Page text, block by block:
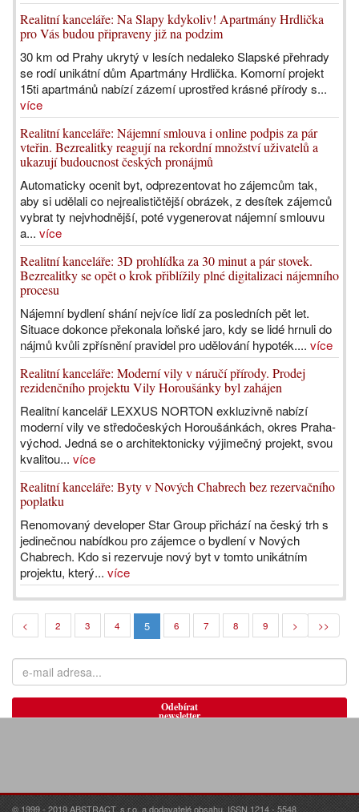
Realitní kanceláře: Na Slapy kdykoliv! Apartmány Hrdlička
pro Vás budou připraveny již na podzim
30 km od Prahy ukrytý v lesích nedaleko Slapské přehrady
se rodí unikátní dům Apartmány Hrdlička. Komorní projekt
15ti apartmánů nabízí zázemí uprostřed krásné přírody s...
více
Realitní kanceláře: Nájemní smlouva i online podpis za pár
vteřin. Bezrealitky reagují na rekordní množství uživatelů a
ukazují budoucnost českých pronájmů
Automaticky ocenit byt, odprezentovat ho zájemcům tak,
aby si udělali co nejrealističtější obrázek, z desítek zájemců
vybrat ty nejvhodnější, poté vygenerovat nájemní smlouvu
a... více
Realitní kanceláře: 3D prohlídka za 30 minut a pár stovek.
Bezrealitky se opět o krok přiblížily plné digitalizaci nájemního
procesu
Nájemní bydlení shání nejvíce lidí za posledních pět let.
Situace dokonce překonala loňské jaro, kdy se lidé hrnuli do
nájmů kvůli zpřísnění pravidel pro udělování hypoték.... více
Realitní kanceláře: Moderní vily v náručí přírody. Prodej
rezidenčního projektu Vily Horoušánky byl zahájen
Realitní kancelář LEXXUS NORTON exkluzivně nabízí
moderní vily ve středočeských Horoušánkách, okres Praha-
východ. Jedná se o architektonicky výjimečný projekt, svou
kvalitou... více
Realitní kanceláře: Byty v Nových Chabrech bez rezervačního
poplatku
Renomovaný developer Star Group přichází na český trh s
jedinečnou nabídkou pro zájemce o bydlení v Nových
Chabrech. Kdo si rezervuje nový byt v tomto unikátním
projektu, který... více
< 2 3 4 5 6 7 8 9 > >>
Odebírat
newsletter
© 1999 - 2019 ABSTRACT, s.r.o. a dodavatelé obsahu. ISSN 1214 - 5548